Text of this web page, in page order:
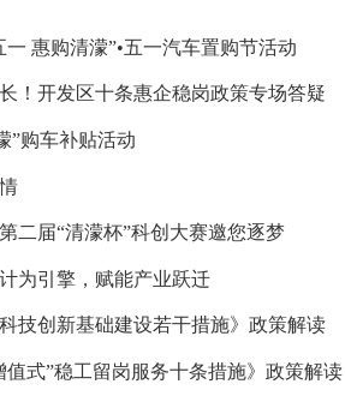
惠购清濛”•五一汽车置购节活动
！开发区十条惠企稳岗政策专场答疑
”购车补贴活动
二届“清濛杯”科创大赛邀您逐梦
为引擎，赋能产业跃迁
技创新基础建设若干措施》政策解读
值式”稳工留岗服务十条措施》政策解读